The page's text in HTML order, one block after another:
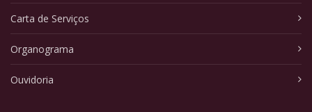
Carta de Serviços
Organograma
Ouvidoria